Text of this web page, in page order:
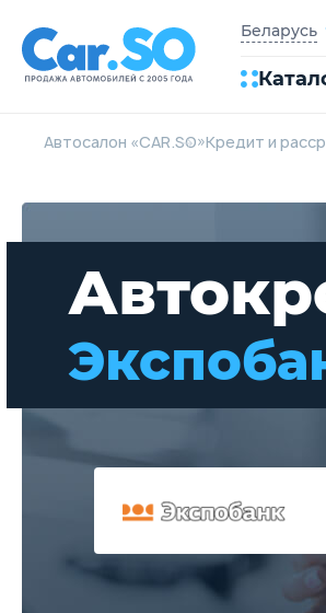
Беларусь
Автосалон «CAR.SO»Кредит и